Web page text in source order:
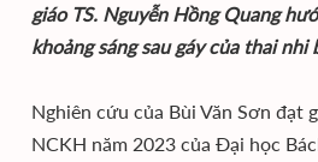
giáo TS. Nguyễn Hồng Quang
khoảng sáng sau gáy của thai nhi
Nghiên cứu của Bùi Văn Sơn đạt
NCKH năm 2023 của Đại học